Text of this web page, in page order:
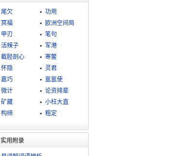
尾欠
功用
冥福
欧洲空间局
甲刃
笔句
活辣子
军港
截胫剖心
寒鳖
怀隐
灵君
嘉巧
氲氲使
微计
论资排辈
矿藏
小枉大直
构缔
粗定
实用附录